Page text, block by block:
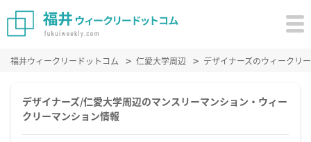
福井ウィークリードットコム 仁愛大学周辺 デザイナーズのウィークリ
デザイナーズ/仁愛大学周辺のマンスリーマンション・ウィー
クリーマンション情報